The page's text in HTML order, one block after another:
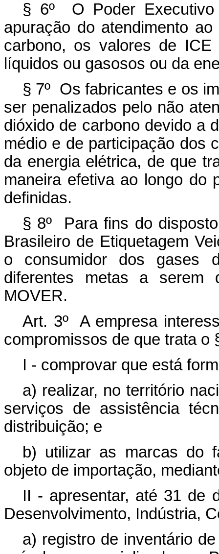
§ 6º O Poder Executivo
apuração do atendimento
carbono, os valores de
líquidos ou gasosos ou da
§ 7º Os fabricantes e os
ser penalizados pelo não
dióxido de carbono devido a
médio e de participação dos
da energia elétrica, de que
maneira efetiva ao longo do
definidas.
§ 8º Para fins do
Brasileiro de Etiquetagem
o consumidor dos gases
diferentes metas a serem
MOVER.
Art. 3º A empresa
compromissos de que trata o
I - comprovar que está
a) realizar, no território
serviços de assistência
distribuição; e
b) utilizar as marcas do
objeto de importação,
II - apresentar, até 31 de
Desenvolvimento, Indústria,
a) registro de inventário